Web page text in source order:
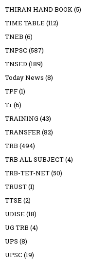
THIRAN HAND BOOK(5)
TIME TABLE (112)
TNEB (6)
TNPSC (587)
TNSED (189)
Today News (8)
TPF(1)
Tr(6)
TRAINING (43)
TRANSFER(82)
TRB (494)
TRB ALL SUBJECT(4)
TRB-TET-NET(50)
TRUST(1)
TTSE (2)
UDISE (18)
UG TRB (4)
UPS (8)
UPSC (19)